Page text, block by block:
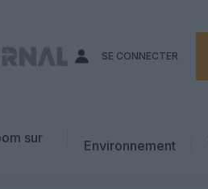
SE CONNECTER
sur
Environnement